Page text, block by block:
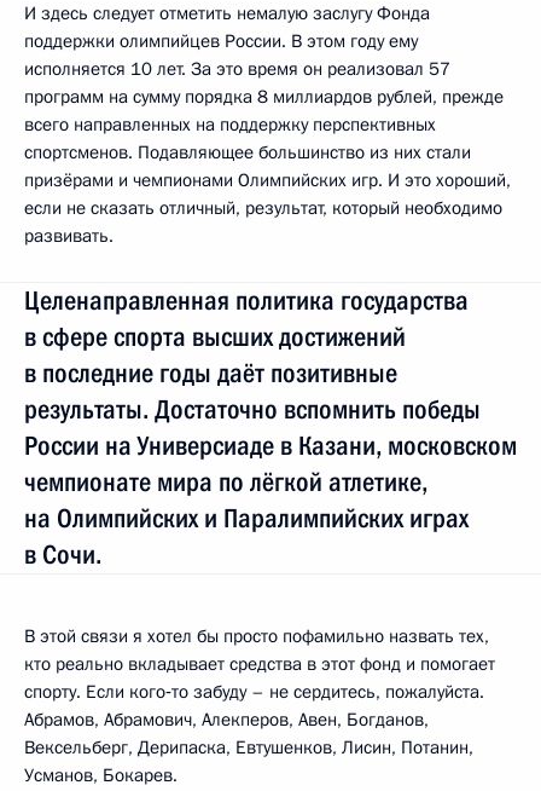
И здесь следует отметить немалую заслугу Фонда
поддержки олимпийцев России. В этом году ему
исполняется 10 лет. За это время он реализовал 57
программ на сумму порядка 8 миллиардов рублей, прежде
всего направленных на поддержку перспективных
спортсменов. Подавляющее большинство из них стали
призёрами и чемпионами Олимпийских игр. И это хороший,
если не сказать отличный, результат, который необходимо
развивать.
Целенаправленная политика государства
в сфере спорта высших достижений
в последние годы даёт позитивные
результаты. Достаточно вспомнить победы
России на Универсиаде в Казани, московском
чемпионате мира по лёгкой атлетике,
на Олимпийских и Паралимпийских играх
в Сочи.
В этой связи я хотел бы просто пофамильно назвать тех,
кто реально вкладывает средства в этот фонд и помогает
спорту. Если кого‑то забуду – не сердитесь, пожалуйста.
Абрамов, Абрамович, Алекперов, Авен, Богданов,
Вексельберг, Дерипаска, Евтушенков, Лисин, Потанин,
Усманов, Бокарев.